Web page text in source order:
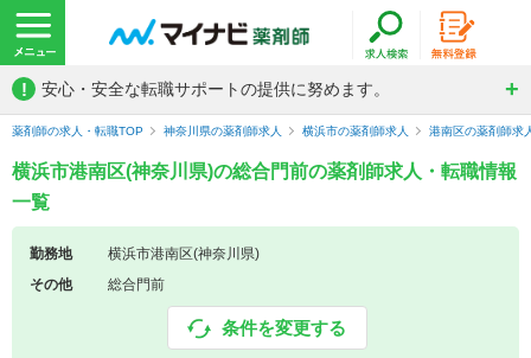
! 安心・安全な転職サポートの提供に努めます。
薬剤師の求人・転職TOP 神奈川県の薬剤師求人 横浜市の薬剤師求人 港南区の薬剤師求
横浜市港南区(神奈川県)の総合門前の薬剤師求人・転職情報
一覧
勤務地
横浜市港南区(神奈川県)
その他
総合門前
条件を変更する